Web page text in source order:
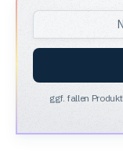
Krypto
ggf. fallen